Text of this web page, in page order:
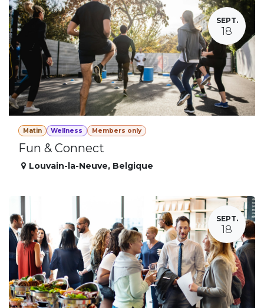
SEPT.
18
Matin Wellness Members only
Fun & Connect
Louvain-la-Neuve, Belgique
SEPT.
18